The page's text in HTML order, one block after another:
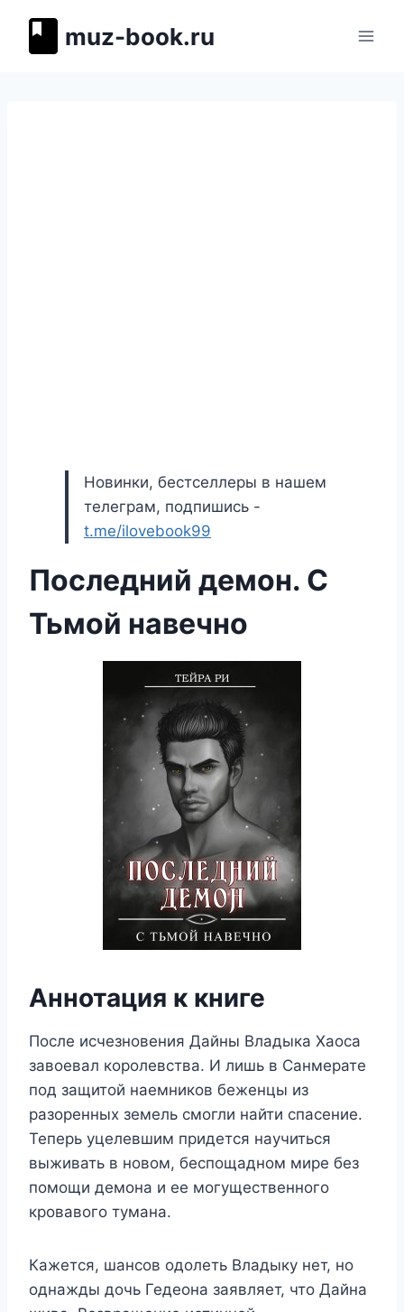
muz-book.ru
Новинки, бестселлеры в нашем
телеграм, подпишись -
t.me/ilovebook99
Последний демон. С
Тьмой навечно
Аннотация к книге
После исчезновения Дайны Владыка Хаоса
завоевал королевства. И лишь в Санмерате
под защитой наемников беженцы из
разоренных земель смогли найти спасение.
Теперь уцелевшим придется научиться
выживать в новом, беспощадном мире без
помощи демона и ее могущественного
кровавого тумана.
Кажется, шансов одолеть Владыку нет, но
однажды дочь Гедеона заявляет, что Дайна